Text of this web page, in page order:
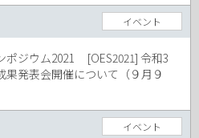
ジウム2021 [OES2021] 令和3
発表会開催について（９月９
イベント
イベント